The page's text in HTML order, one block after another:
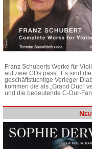
Franz Schuberts Werke für
auf zwei CDs passt. Es sind
geschäftstüchtige Verleger
kommen die als „Grand Duo“
und die bedeutende C-Dur-